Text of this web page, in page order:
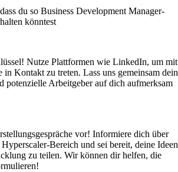
du so Business Development Manager-
könntest
Nutze Plattformen wie LinkedIn, um mit
in Kontakt zu treten. Lass uns gemeinsam dein
potenzielle Arbeitgeber auf dich aufmerksam
vor! Informiere dich über
Bereich und sei bereit, deine Ideen
zu teilen. Wir können dir helfen, die